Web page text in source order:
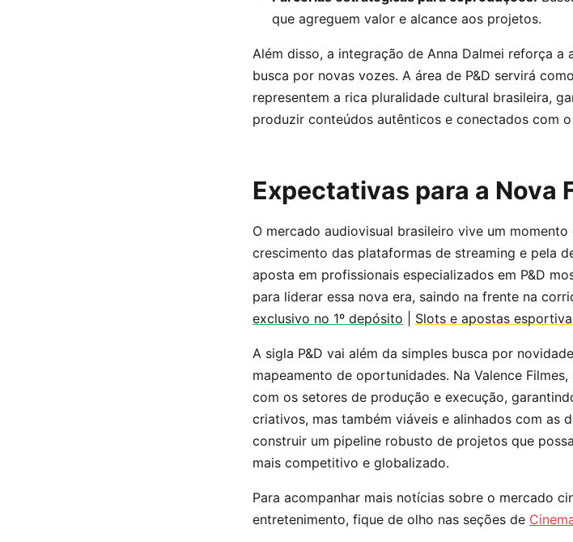
que agreguem valor e alcance aos projetos.
Além disso, a integração de Anna Dalmei reforça
busca por novas vozes. A área de P&D servirá
representem a rica pluralidade cultural brasileira,
produzir conteúdos autênticos e conectados com
Expectativas para a Nova
O mercado audiovisual brasileiro vive um
crescimento das plataformas de streaming e pela
aposta em profissionais especializados em P&D
para liderar essa nova era, saindo na frente na
exclusivo no 1º depósito
Slots e apostas
A sigla P&D vai além da simples busca por
mapeamento de oportunidades. Na Valence
com os setores de produção e execução,
criativos, mas também viáveis e alinhados com as
construir um pipeline robusto de projetos que
mais competitivo e globalizado.
Para acompanhar mais notícias sobre o mercado
entretenimento, fique de olho nas seções de